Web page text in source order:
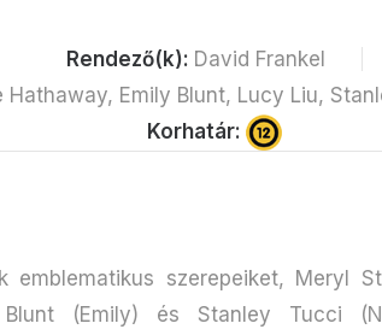
Rendező(k): David Frankel
Emily Blunt, Lucy Liu,
Korhatár:
szerepeiket, Meryl
(Emily) és Stanley Tucci